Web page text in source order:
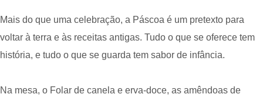
Mais do que uma celebração, a Páscoa é um pretexto para
voltar à terra e às receitas antigas. Tudo o que se oferece tem
história, e tudo o que se guarda tem sabor de infância.
Na mesa, o Folar de canela e erva-doce, as amêndoas de